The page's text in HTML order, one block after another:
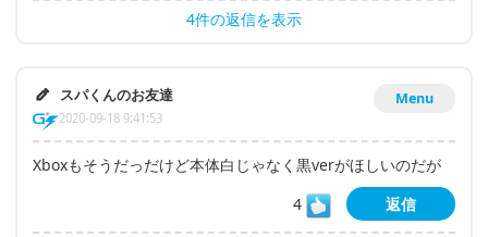
4件の返信を表示
Menu
スパくんのお友達
2020-09-18 9:41:53
Xboxもそうだっだけど本体白じゃなく黒verがほしいのだが
4
返信